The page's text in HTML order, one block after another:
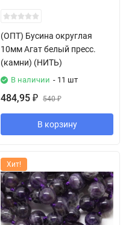
(ОПТ) Бусина округлая
10мм Агат белый пресс.
(камни) (НИТЬ)
В наличии - 11 шт
484,95 ₽ 540₽
В корзину
Хит!